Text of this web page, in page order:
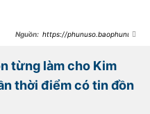
https://phunuso.baophunuth
nghiep-lao-doc-vi-scandal-mat-hut-
suot-3-nam-qua-
193250313113058443.htm
từng làm cho Kim
thời điểm có tin đồn